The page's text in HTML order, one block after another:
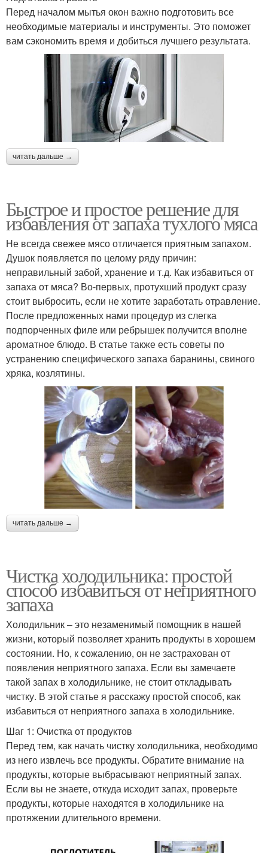
Перед началом мытья окон важно подготовить все
необходимые материалы и инструменты. Это поможет
вам сэкономить время и добиться лучшего результата.
читать дальше →
Быстрое и простое решение для
избавления от запаха тухлого мяса
Не всегда свежее мясо отличается приятным запахом.
Душок появляется по целому ряду причин:
неправильный забой, хранение и т.д. Как избавиться от
запаха от мяса? Во-первых, протухший продукт сразу
стоит выбросить, если не хотите заработать отравление.
После предложенных нами процедур из слегка
подпорченных филе или ребрышек получится вполне
ароматное блюдо. В статье также есть советы по
устранению специфического запаха баранины, свиного
хряка, козлятины.
читать дальше →
Чистка холодильника: простой
способ избавиться от неприятного
запаха
Холодильник – это незаменимый помощник в нашей
жизни, который позволяет хранить продукты в хорошем
состоянии. Но, к сожалению, он не застрахован от
появления неприятного запаха. Если вы замечаете
такой запах в холодильнике, не стоит откладывать
чистку. В этой статье я расскажу простой способ, как
избавиться от неприятного запаха в холодильнике.
Шаг 1: Очистка от продуктов
Перед тем, как начать чистку холодильника, необходимо
из него извлечь все продукты. Обратите внимание на
продукты, которые выбрасывают неприятный запах.
Если вы не знаете, откуда исходит запах, проверьте
продукты, которые находятся в холодильнике на
протяжении длительного времени.